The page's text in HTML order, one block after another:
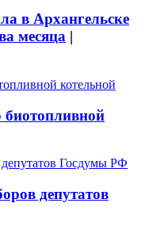
в Архангельске
месяца |
биотопливной
депутатов